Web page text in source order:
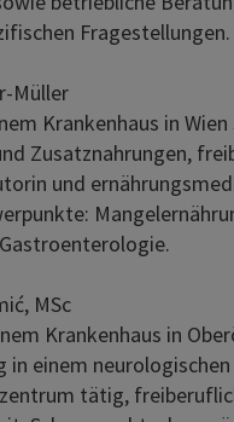
Fragestellungen.
Müller
Krankenhaus in
Zusatznahrungen,
und
MSc
Krankenhaus in
in einem neurologischen
tätig,